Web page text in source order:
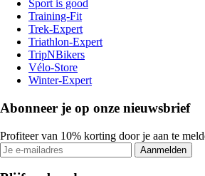
Sport is good
Training-Fit
Trek-Expert
Triathlon-Expert
TripNBikers
Vélo-Store
Winter-Expert
Abonneer je op onze nieuwsbrief
Profiteer van 10% korting door je aan te
Aanmelden